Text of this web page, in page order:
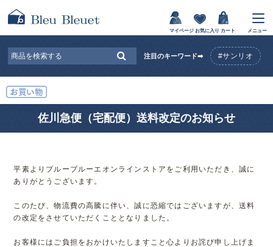
マイページ お気に入り カート メニュー
注目のキーワード➡ #サンリオ
佐川急便（宅配便）送料改定のお知らせ
平素よりブルーブルーエオンラインストアをご利用いただき、誠に
ありがとうございます。
このたび、物流費の高騰に伴い、誠に恐縮ではございますが、送料
の改定をさせていただくこととなりました。
お客様にはご負担をおかけいたしますこと心よりお詫び申し上げま